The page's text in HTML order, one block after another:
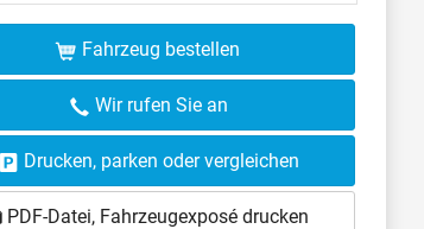
Fahrzeug bestellen
Wir rufen Sie an
Drucken, parken oder vergleichen
PDF-Datei, Fahrzeugexposé drucken